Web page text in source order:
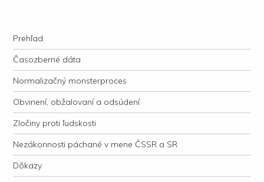
justície
Navigation
Skip to content
Prehľad
Časozberné dáta
Normalizačný monsterproces
Obvinení, obžalovaní a odsúdení
Zločiny proti ľudskosti
Nezákonnosti páchané v mene ČSSR a SR
Dôkazy